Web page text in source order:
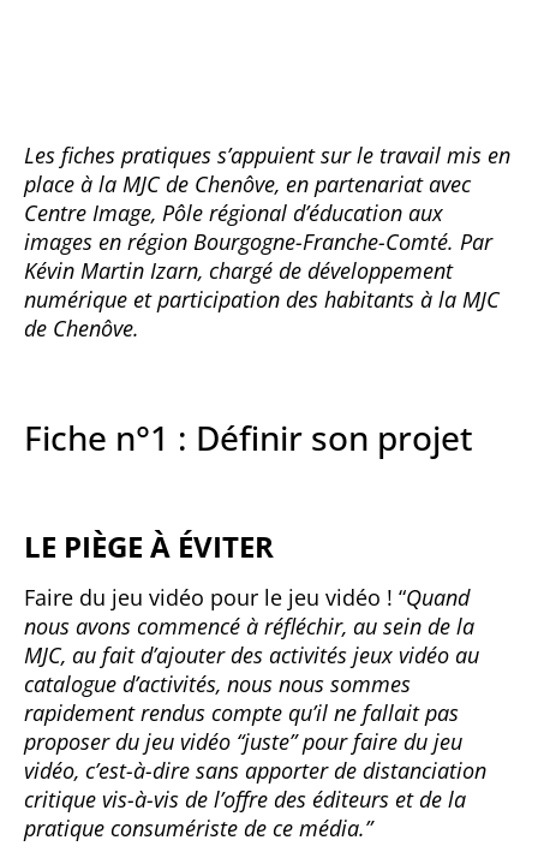
Les fiches pratiques s’appuient sur le travail mis en
place à la MJC de Chenôve, en partenariat avec
Centre Image, Pôle régional d’éducation aux
images en région Bourgogne-Franche-Comté. Par
Kévin Martin Izarn, chargé de développement
numérique et participation des habitants à la MJC
de Chenôve.
Fiche n°1 : Définir son projet
LE PIÈGE À ÉVITER
Faire du jeu vidéo pour le jeu vidéo ! “Quand
nous avons commencé à réfléchir, au sein de la
MJC, au fait d’ajouter des activités jeux vidéo au
catalogue d’activités, nous nous sommes
rapidement rendus compte qu’il ne fallait pas
proposer du jeu vidéo “juste” pour faire du jeu
vidéo, c’est-à-dire sans apporter de distanciation
critique vis-à-vis de l’offre des éditeurs et de la
pratique consumériste de ce média.”